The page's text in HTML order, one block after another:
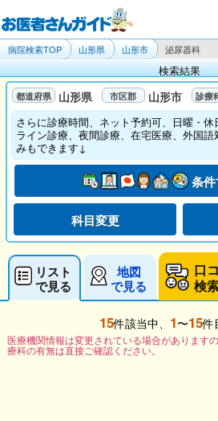
病院検索TOP 山形県 山形市 泌尿器科
検索結果
山形県 山形市
さらに診療時間、ネット予約可、日曜・
ライン診療、夜間診療、在宅医療、外国
みもできます↓
条
科目変更
リスト
で見る
地図
で見る
口
検
15件該当中、 1〜15件
医療機関情報は変更されている場合があります
療科の有無は直接ご確認ください。